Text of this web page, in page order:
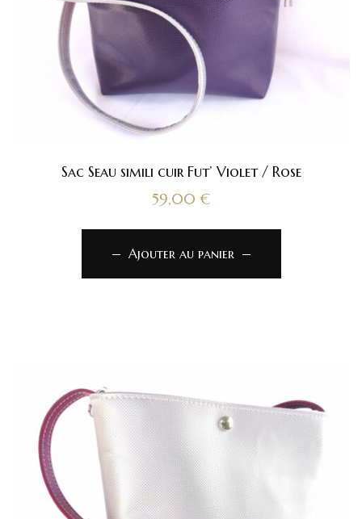
Sac Seau simili cuir Fut’ Violet / Rose
59,00 €
Ajouter au panier